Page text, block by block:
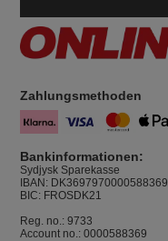
Zahlungsmethoden
Bankinformationen:
Sydjysk Sparekasse
IBAN: DK3697970000588369
BIC: FROSDK21
Reg. no.: 9733
Account no.: 0000588369